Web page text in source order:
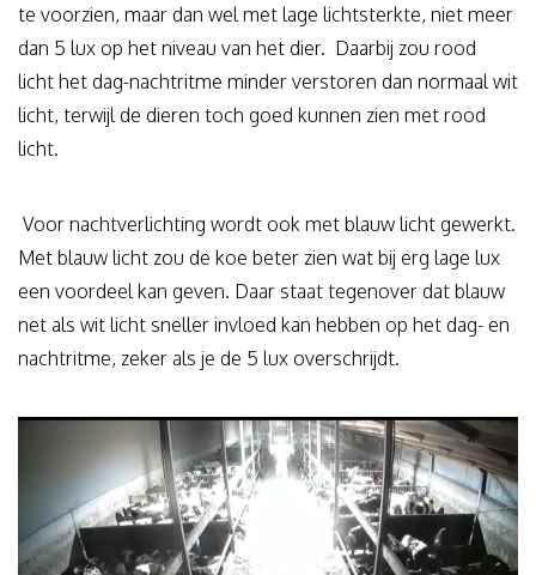
te voorzien, maar dan wel met lage lichtsterkte, niet meer
dan 5 lux op het niveau van het dier. Daarbij zou rood
licht het dag-nachtritme minder verstoren dan normaal wit
licht, terwijl de dieren toch goed kunnen zien met rood
licht.
Voor nachtverlichting wordt ook met blauw licht gewerkt.
Met blauw licht zou de koe beter zien wat bij erg lage lux
een voordeel kan geven. Daar staat tegenover dat blauw
net als wit licht sneller invloed kan hebben op het dag- en
nachtritme, zeker als je de 5 lux overschrijdt.